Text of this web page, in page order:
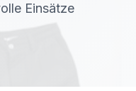
Einsätze